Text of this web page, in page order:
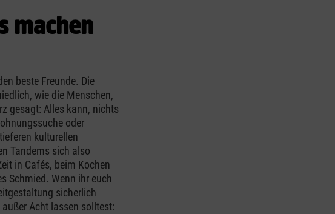
machen
beste Freunde. Die
wie die Menschen,
gesagt: Alles kann, nichts
oder
kulturellen
Tandems sich also
in Cafés, beim Kochen
Schmied. Wenn ihr euch
sicherlich
Acht lassen solltest: